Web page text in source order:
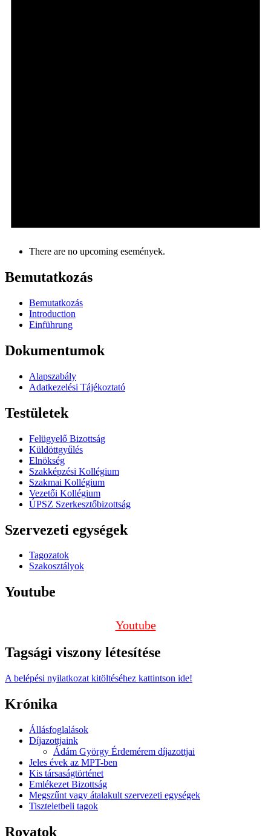
There are no upcoming események.
Bemutatkozás
Bemutatkozás
Introduction
Einführung
Dokumentumok
Alapszabály
Adatkezelési Tájékoztató
Testületek
Felügyelő Bizottság
Küldöttgyűlés
Elnökség
Szakképzési Kollégium
Szakmai Kollégium
Vezetői Kollégium
ÚPSZ Szerkesztőbizottság
Szervezeti egységek
Tagozatok
Szakosztályok
Youtube
Youtube
Tagsági viszony létesítése
A belépési nyilatkozat kitöltéséhez kattintson ide!
Krónika
Állásfoglalások
Díjazottjaink
Ádám György Érdemérem díjazottjai
Jeles évek az MPT-ben
Kis társaságtörténet
Emlékezet Bizottság
Megszűnt vagy átalakult szervezeti egységek
Tiszteletbeli tagok
Rovatok